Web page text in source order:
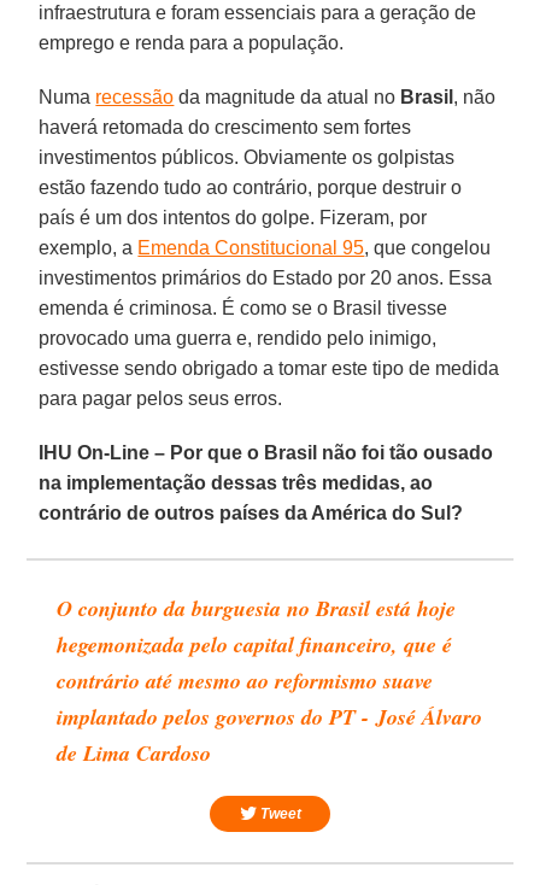
infraestrutura e foram essenciais para a geração de
emprego e renda para a população.
Numa recessão da magnitude da atual no Brasil , não
haverá retomada do crescimento sem fortes
investimentos públicos. Obviamente os golpistas
estão fazendo tudo ao contrário, porque destruir o
país é um dos intentos do golpe. Fizeram, por
exemplo, a Emenda Constitucional 95, que congelou
investimentos primários do Estado por 20 anos. Essa
emenda é criminosa. É como se o Brasil tivesse
provocado uma guerra e, rendido pelo inimigo,
estivesse sendo obrigado a tomar este tipo de medida
para pagar pelos seus erros.
IHU On-Line – Por que o Brasil não foi tão ousado
na implementação dessas três medidas, ao
contrário de outros países da América do Sul?
O conjunto da burguesia no Brasil está hoje
hegemonizada pelo capital financeiro, que é
contrário até mesmo ao reformismo suave
implantado pelos governos do PT - José Álvaro
de Lima Cardoso
Tweet